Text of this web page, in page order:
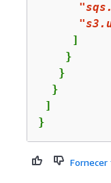
"sqs.
"s3.
     ]
    }
   }
  }
]
}
Fornecer